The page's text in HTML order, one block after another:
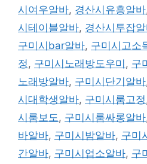
시여우알바, 경산시유흥알바
시테이블알바, 경산시투잡
구미시bar알바, 구미시고소
정 , 구미시노래방도우미 , 구
노래방알바, 구미시단기알바
시대학생알바, 구미시룸고정
시룸보도 , 구미시룸싸롱알바
바알바, 구미시밤알바, 구미
간알바, 구미시업소알바, 구